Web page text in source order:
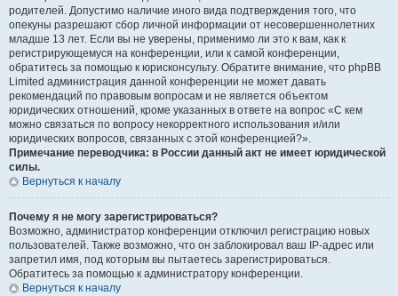
родителей. Допустимо наличие иного вида подтверждения того, что
опекуны разрешают сбор личной информации от несовершеннолетних
младше 13 лет. Если вы не уверены, применимо ли это к вам, как к
регистрирующемуся на конференции, или к самой конференции,
обратитесь за помощью к юрисконсульту. Обратите внимание, что phpBB
Limited администрация данной конференции не может давать
рекомендаций по правовым вопросам и не является объектом
юридических отношений, кроме указанных в ответе на вопрос «С кем
можно связаться по вопросу некорректного использования и/или
юридических вопросов, связанных с этой конференцией?».
Примечание переводчика: в России данный акт не имеет юридической
силы.
Вернуться к началу
Почему я не могу зарегистрироваться?
Возможно, администратор конференции отключил регистрацию новых
пользователей. Также возможно, что он заблокировал ваш IP-адрес или
запретил имя, под которым вы пытаетесь зарегистрироваться.
Обратитесь за помощью к администратору конференции.
Вернуться к началу